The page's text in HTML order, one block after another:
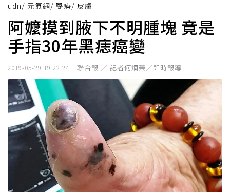
udn/ 元氣網/ 醫療/ 皮膚
阿嬤摸到腋下不明腫塊 竟是
手指30年黑痣癌變
2019-05-29 19:22:24 聯合報 ／ 記者何烱榮╱即時報導